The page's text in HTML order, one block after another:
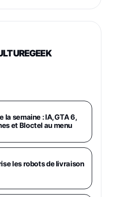
Galaxy S26+ Violet
Ultra, Smartphone
AI, 512 Go,
25W Inclus,
Noir, Version FR
Go Bleu
Tiers)
la semaine : IA, GTA 6,
et Bloctel au menu
les robots de livraison